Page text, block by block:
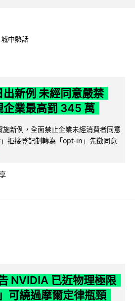
城中熱話
出新例 未經同意嚴禁
業最高罰 345 萬
新例，全面禁止企業未經消費者同意
拒接登記制轉為「opt-in」先徵同意
NVIDIA 已近物理極限
可繞過摩爾定律瓶頸